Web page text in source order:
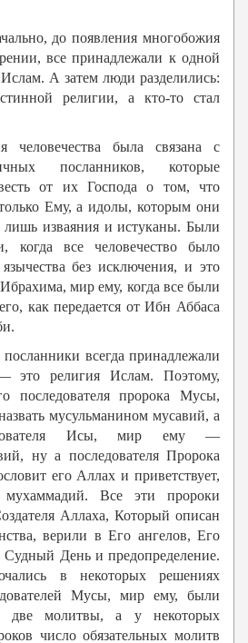
до появления многобожия
все принадлежали к одной
А затем люди разделились:
религии, а кто-то стал
человечества была связана с
посланников, которые
от их Господа о том, что
Ему, а идолы, которым они
изваяния и истуканы. Были
когда все человечество было
без исключения, и это
мир ему, когда все были
как передается от Ибн Аббаса
всегда принадлежали
это религия Ислам. Поэтому,
последователя пророка Мусы,
мусульманином мусавий, а
Исы, мир ему —
ну а последователя Пророка
его Аллах и приветствует,
Все эти пророки
Аллаха, Который описан
верили в Его ангелов, Его
Судный День и предопределение.
в некоторых решениях
Мусы, мир ему, были
две молитвы, а у некоторых
число обязательных молитв